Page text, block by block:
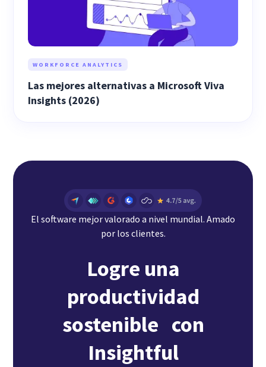
WORKFORCE ANALYTICS
Las mejores alternativas a Microsoft Viva
Insights (2026)
El software mejor valorado a nivel mundial. Amado
por los clientes.
Logre una
productividad
sostenible con
Insightful